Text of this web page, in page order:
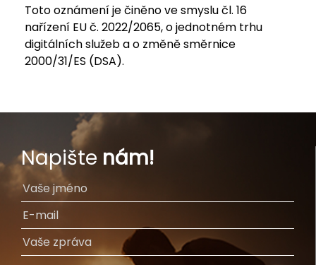
Toto oznámení je činěno ve smyslu čl. 16
nařízení EU č. 2022/2065, o jednotném trhu
digitálních služeb a o změně směrnice
2000/31/ES (DSA).
Napište nám!